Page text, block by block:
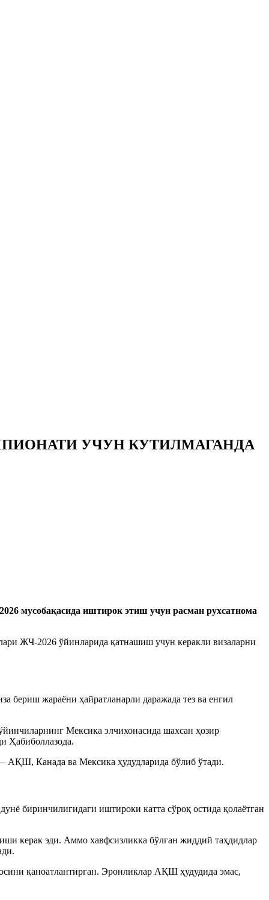
УЧУН КУТИЛМАГАНДА
мусобақасида иштирок этиш учун расман рухсатнома
ЖЧ-2026 ўйинларида қатнашиш учун керакли визаларни
бериш жараёни ҳайратланарли даражада тез ва енгил
Мeксика элчихонасида шахсан ҳозир
Ҳабиболлазода.
АҚШ, Канада ва Мексика ҳудудларида бўлиб ўтади.
биринчилигидаги иштироки катта сўроқ остида қолаётган
керак эди. Аммо хавфсизликка бўлган жиддий таҳдидлар
қаноатлантирган. Эронликлар АҚШ ҳудудида эмас,